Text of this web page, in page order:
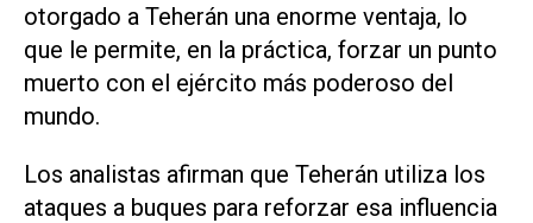
otorgado a Teherán una enorme ventaja, lo
que le permite, en la práctica, forzar un punto
muerto con el ejército más poderoso del
mundo.
Los analistas afirman que Teherán utiliza los
ataques a buques para reforzar esa influencia